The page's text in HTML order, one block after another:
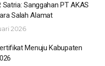
Satria: Sanggahan PT AKAS
Salah Alamat
2026
Menuju Kabupaten